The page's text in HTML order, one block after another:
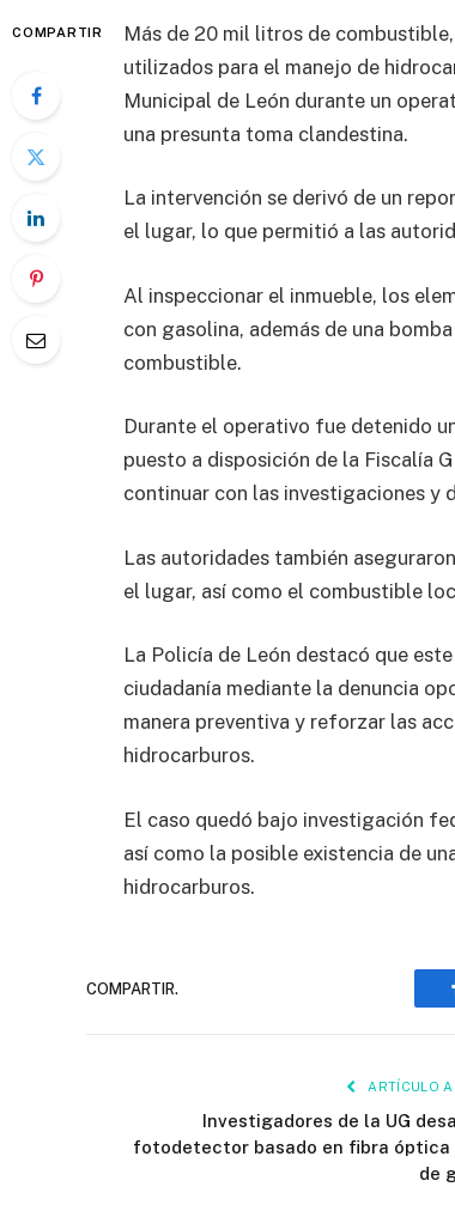
COMPARTIR
Más de 20 mil litros de
utilizados para el manejo de
Municipal de León durante un
una presunta toma clandestina.
La intervención se derivó de un
el lugar, lo que permitió a las
Al inspeccionar el inmueble, los
con gasolina, además de una
combustible.
Durante el operativo fue detenido
puesto a disposición de la Fiscalía
continuar con las investigaciones y
Las autoridades también
el lugar, así como el combustible
La Policía de León destacó que
ciudadanía mediante la denuncia
manera preventiva y reforzar las
hidrocarburos.
El caso quedó bajo investigación
así como la posible existencia de
hidrocarburos.
COMPARTIR.
ARTÍCULO
Investigadores de la UG
fotodetector basado en fibra óptica
de